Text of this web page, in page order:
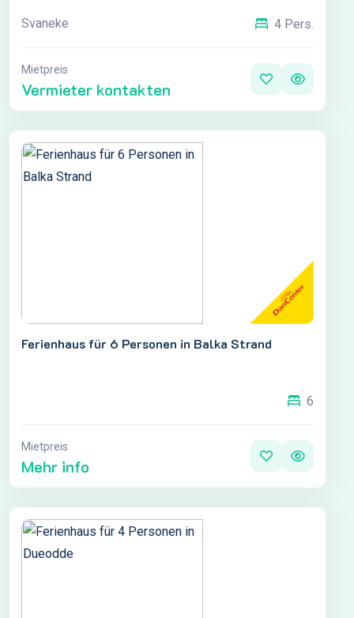
Svaneke 4 Pers.
Mietpreis
Vermieter kontakten
Ferienhaus für 6 Personen in Balka Strand
6
Mietpreis
Mehr info